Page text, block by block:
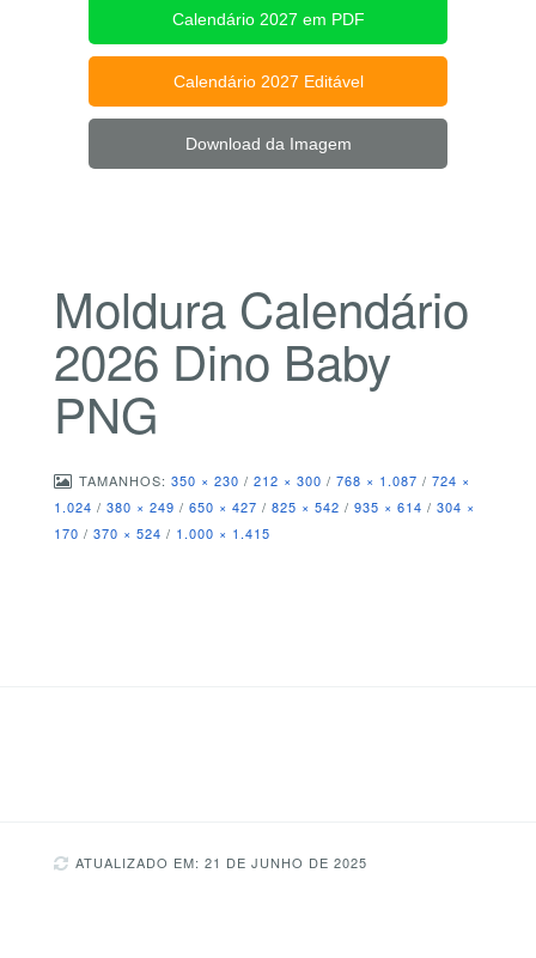
Calendário 2027 em PDF
Calendário 2027 Editável
Download da Imagem
Moldura Calendário
2026 Dino Baby
PNG
TAMANHOS: 350 × 230 / 212 × 300 / 768 × 1.087 / 724 ×
1.024 / 380 × 249 / 650 × 427 / 825 × 542 / 935 × 614 / 304 ×
170 / 370 × 524 / 1.000 × 1.415
ATUALIZADO EM: 21 DE JUNHO DE 2025